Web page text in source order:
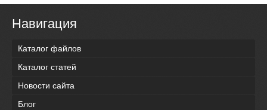
Навигация
Каталог файлов
Каталог статей
Новости сайта
Блог